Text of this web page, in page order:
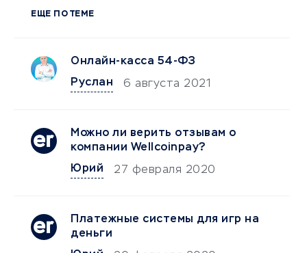
ЕЩЕ ПО ТЕМЕ
Онлайн-касса 54-ФЗ
Руслан
6 августа 2021
Можно ли верить отзывам о
компании Wellcoinpay?
Юрий
27 февраля 2020
Платежные системы для игр на
деньги